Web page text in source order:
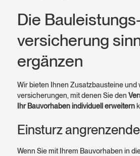
Die
versicherung
ergänzen
Wir bieten Ihnen Zusatz­bausteine
versicherungen, mit denen Sie den
Ihr Bau­vorhaben indivi­duell erweitern
Einsturz
Wenn Sie mit Ihrem Bau­vorhaben in